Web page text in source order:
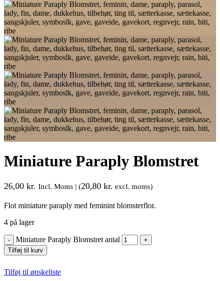
Miniature Paraply Blomstret
26,00 kr. Incl. Moms | (20,80 kr. excl. moms)
Flot miniature paraply med feminint blomsterflor.
4 på lager
Miniature Paraply Blomstret antal
Tilføj til kurv
Tilføj til ønskeliste